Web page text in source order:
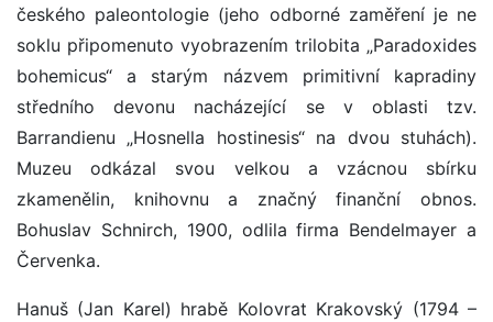
českého paleontologie (jeho odborné zaměření je ne
soklu připomenuto vyobrazením trilobita „Paradoxides
bohemicus“ a starým názvem primitivní kapradiny
středního devonu nacházející se v oblasti tzv.
Barrandienu „Hosnella hostinesis“ na dvou stuhách).
Muzeu odkázal svou velkou a vzácnou sbírku
zkamenělin, knihovnu a značný finanční obnos.
Bohuslav Schnirch, 1900, odlila firma Bendelmayer a
Červenka.
Hanuš (Jan Karel) hrabě Kolovrat Krakovský (1794 –